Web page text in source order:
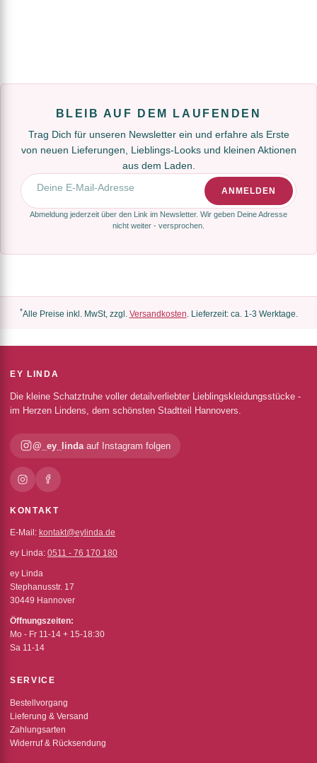
BLEIB AUF DEM LAUFENDEN
Trag Dich für unseren Newsletter ein und erfahre als Erste
von neuen Lieferungen, Lieblings-Looks und kleinen Aktionen
aus dem Laden.
E-Mail-Adresse
ANMELDEN
Abmeldung jederzeit über den Link im Newsletter. Wir geben Deine Adresse
nicht weiter - versprochen.
*Alle Preise inkl. MwSt, zzgl. Versandkosten. Lieferzeit: ca. 1-3 Werktage.
EY LINDA
Die kleine Schatztruhe voller detailverliebter Lieblingskleidungsstücke -
im Herzen Lindens, dem schönsten Stadtteil Hannovers.
@_ey_linda auf Instagram folgen
KONTAKT
E-Mail: kontakt@eylinda.de
ey Linda: 0511 - 76 170 180
ey Linda
Stephanusstr. 17
30449 Hannover
Öffnungszeiten:
Mo - Fr 11-14 + 15-18:30
Sa 11-14
SERVICE
Bestellvorgang
Lieferung & Versand
Zahlungsarten
Widerruf & Rücksendung